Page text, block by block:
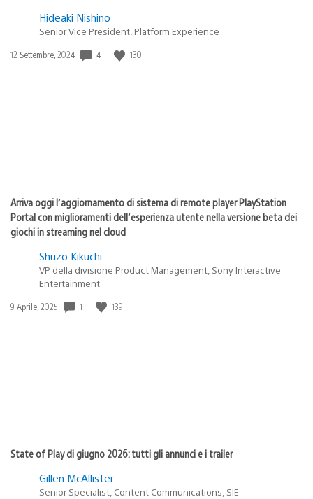
Hideaki Nishino
Senior Vice President, Platform Experience
Data
12 Settembre, 2024 4 130
Arriva oggi l’aggiornamento di sistema di remote player PlayStation
Portal con miglioramenti dell’esperienza utente nella versione beta dei
giochi in streaming nel cloud
Shuzo Kikuchi
VP della divisione Product Management, Sony Interactive
Entertainment
Data
9 Aprile, 2025 1 139
State of Play di giugno 2026: tutti gli annunci e i trailer
Gillen McAllister
Senior Specialist, Content Communications, SIE